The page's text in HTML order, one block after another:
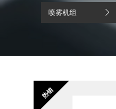
喷雾机组
热销